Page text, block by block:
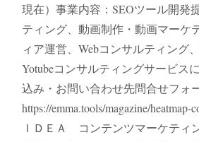
現在）事業内容：SEOツール開発
ティング、動画制作・動画マーケ
ィア運営、Webコンサルティング
Yotubeコンサルティングサービス
込み・お問い合わせ先問合せフォ
https://emma.tools/magazine/
ＩＤＥＡ コンテンツマーケティ